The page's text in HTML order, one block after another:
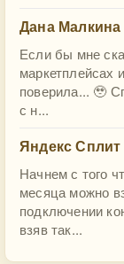
Дана Малкина
Если бы мне
маркетплейсах
поверила... 🥹
с н...
Яндекс Сплит
Начнем с того
месяца можно
подключении
взяв так...